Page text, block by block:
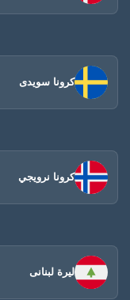
كرونا سويدى
كرونا نرويجي
ليرة لبنانى